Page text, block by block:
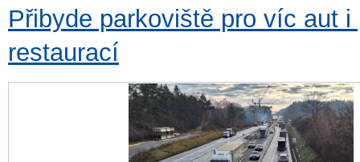
Přibyde parkoviště pro víc aut i
restaurací